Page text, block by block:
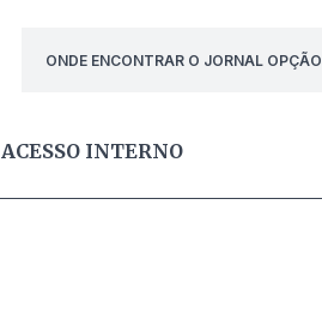
ONDE ENCONTRAR O JORNAL OPÇÃO
ACESSO INTERNO